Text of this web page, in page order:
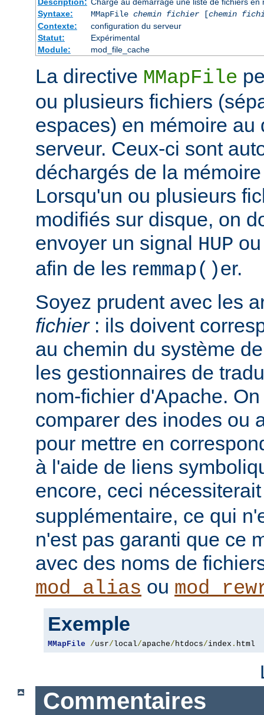
Syntaxe:
MMapFile chemin fichier[chemin
Contexte:
configuration du serveur
Statut:
Expérimental
Module:
mod_file_cache
La directive MMapFile
ou plusieurs fichiers
espaces) en mémoire au
serveur. Ceux-ci sont
déchargés de la
Lorsqu'un ou plusieurs
modifiés sur disque, on
envoyer un signal HUP
afin de les remmap()er.
Soyez prudent avec les
fichier: ils doivent
au chemin du système
les gestionnaires de
nom-fichier d'Apache.
comparer des inodes ou
pour mettre en
à l'aide de liens
encore, ceci
supplémentaire, ce qui
n'est pas garanti que ce
avec des noms de
mod_alias ou
Exemple
MMapFile /usr/local/apache/ htdocs/index . html
Commentaires